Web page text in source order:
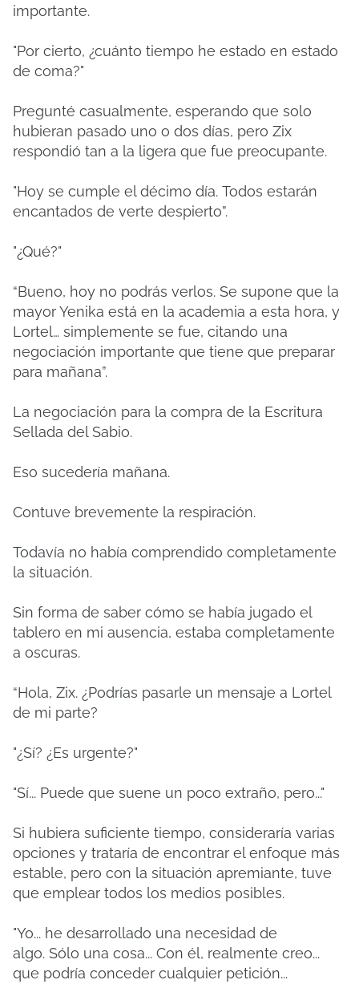
importante.
"Por cierto, ¿cuánto tiempo he estado en estado
de coma?"
Pregunté casualmente, esperando que solo
hubieran pasado uno o dos días, pero Zix
respondió tan a la ligera que fue preocupante.
"Hoy se cumple el décimo día. Todos estarán
encantados de verte despierto”.
"¿Qué?"
“Bueno, hoy no podrás verlos. Se supone que la
mayor Yenika está en la academia a esta hora, y
Lortel… simplemente se fue, citando una
negociación importante que tiene que preparar
para mañana”.
La negociación para la compra de la Escritura
Sellada del Sabio.
Eso sucedería mañana.
Contuve brevemente la respiración.
Todavía no había comprendido completamente
la situación.
Sin forma de saber cómo se había jugado el
tablero en mi ausencia, estaba completamente
a oscuras.
“Hola, Zix. ¿Podrías pasarle un mensaje a Lortel
de mi parte?
"¿Sí? ¿Es urgente?"
"Sí... Puede que suene un poco extraño, pero..."
Si hubiera suficiente tiempo, consideraría varias
opciones y trataría de encontrar el enfoque más
estable, pero con la situación apremiante, tuve
que emplear todos los medios posibles.
"Yo... he desarrollado una necesidad de
algo. Sólo una cosa... Con él, realmente creo...
que podría conceder cualquier petición...